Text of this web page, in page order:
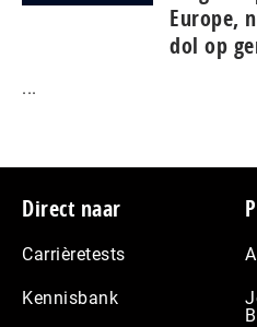
Europe,
dol op
...
Footer
Direct naar
Carrièretests
Kennisbank